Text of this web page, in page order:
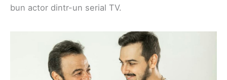
bun actor dintr-un serial TV.